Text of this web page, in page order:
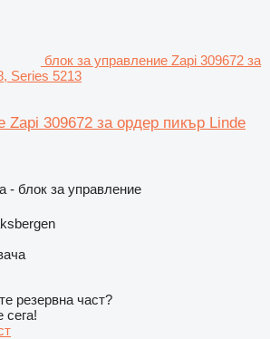
блок за управление Zapi 309672 за
Series 5213
Zapi 309672 за ордер пикър Linde
- блок за управление
резервна част?
сега!